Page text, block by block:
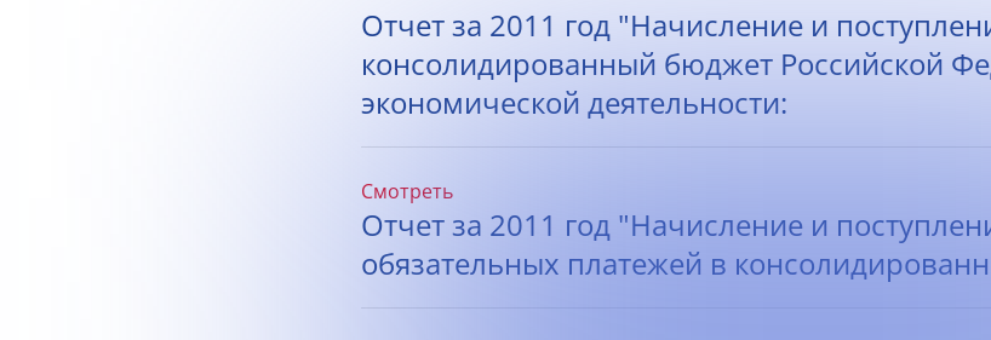
Отчет за 2011 год "Начисление и
консолидированный бюджет Российской
экономической деятельности:
Смотреть
Отчет за 2011 год "Начисление и
обязательных платежей в